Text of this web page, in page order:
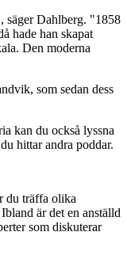
säger Dahlberg. "1858
hade han skapat
Den moderna
som sedan dess
kan du också lyssna
hittar andra poddar.
du träffa olika
är det en anställd
som diskuterar